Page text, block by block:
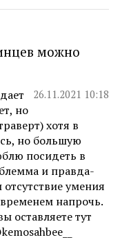
можно
26.11.2021 10:18
но
хотя в
но большую
посидеть в
и правда-
умения
напрочь.
оставляете тут